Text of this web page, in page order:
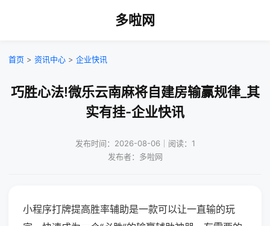
多啦网
首页 > 资讯中心 > 企业快讯
巧胜心法!微乐云南麻将自建房输赢规律_其
实有挂-企业快讯
发布时间：2026-08-06｜阅读：1
发布者：多啦网
小程序打牌提高胜率辅助是一款可以让一直输的玩